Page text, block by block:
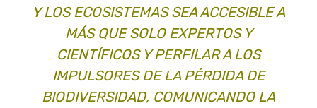
Y LOS ECOSISTEMAS SEA ACCESIBLE A
MÁS QUE SOLO EXPERTOS Y
CIENTÍFICOS Y PERFILAR A LOS
IMPULSORES DE LA PÉRDIDA DE
BIODIVERSIDAD, COMUNICANDO LA